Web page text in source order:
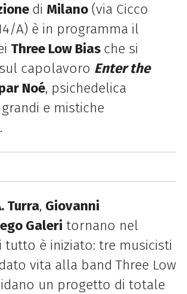
di Milano(via Cicco
A) è in programma il
Three Low Bias che si
capolavoro Enter the
Noé, psichedelica
e mistiche
Turra, Giovanni
Galeri tornano nel
tutto è iniziato: tre musicisti
vita alla band Three Low
un progetto di totale